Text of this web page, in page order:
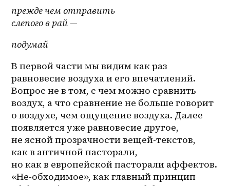
прежде чем отправить
слепого в рай —
подумай
В первой части мы видим как раз
равновесие воздуха и его впечатлений.
Вопрос не в том, с чем можно сравнить
воздух, а что сравнение не больше говорит
о воздухе, чем ощущение воздуха. Далее
появляется уже равновесие другое,
не ясной прозрачности вещей-текстов,
как в античной пасторали,
но как в европейской пасторали аффектов.
«Не-обходимое», как главный принцип